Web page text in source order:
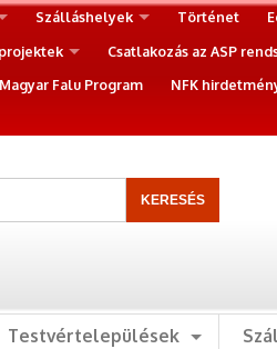
Szálláshelyek Történet
Csatlakozás az ASP
Magyar Falu Program NFK
Testvértelepülések